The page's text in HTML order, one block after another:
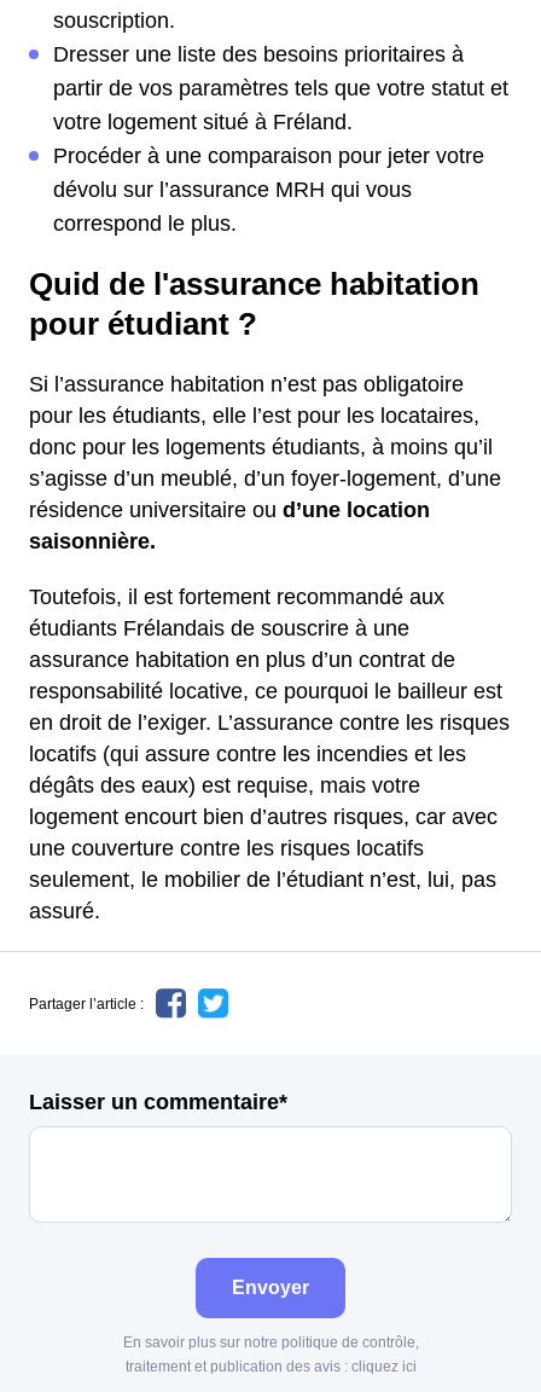
souscription.
Dresser une liste des besoins prioritaires à
partir de vos paramètres tels que votre statut et
votre logement situé à Fréland.
Procéder à une comparaison pour jeter votre
dévolu sur l’assurance MRH qui vous
correspond le plus.
Quid de l'assurance habitation
pour étudiant ?
Si l’assurance habitation n’est pas obligatoire
pour les étudiants, elle l’est pour les locataires,
donc pour les logements étudiants, à moins qu’il
s’agisse d’un meublé, d’un foyer-logement, d’une
résidence universitaire ou d’une location
saisonnière.
Toutefois, il est fortement recommandé aux
étudiants Frélandais de souscrire à une
assurance habitation en plus d’un contrat de
responsabilité locative, ce pourquoi le bailleur est
en droit de l’exiger. L’assurance contre les risques
locatifs (qui assure contre les incendies et les
dégâts des eaux) est requise, mais votre
logement encourt bien d’autres risques, car avec
une couverture contre les risques locatifs
seulement, le mobilier de l’étudiant n’est, lui, pas
assuré.
Partager l’article :
Laisser un commentaire*
Envoyer
En savoir plus sur notre politique de contrôle,
traitement et publication des avis : cliquez ici